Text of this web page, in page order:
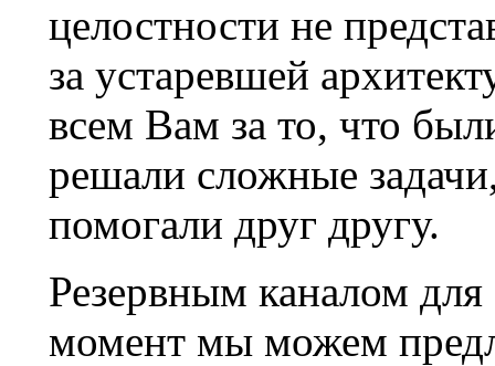
целостности не
за устаревшей
всем Вам за то, что
решали сложные
помогали друг другу.
Резервным каналом
момент мы можем